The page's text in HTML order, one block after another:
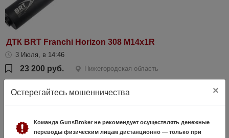
ДТК BRT Franchi Horizon 308 М14х1R
3 Июля, в 14:46
23 200 руб.
Нижегородская область
Смотрите видеообзор на нашем канале https://t.me/salon_sniper В
наличии в оружейном салоне "Снайпер", г. Нижний Новгород, пр.
Остерегайтесь мошенничества ×
Команда GunsBroker не рекомендует осуществлять денежные
переводы физическим лицам дистанционно — только при